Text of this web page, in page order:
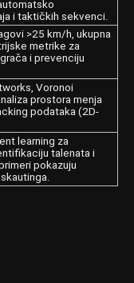
i taktičkih sekvenci.
>25 km/h, ukupna
metrike za
i prevenciju
Voronoi
prostora menja
podataka (2D-
learning za
talenata i
pokazuju